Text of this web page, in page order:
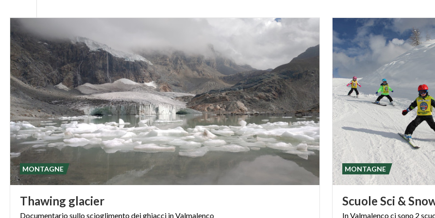
Thawing glacier
Documentariosulloscioglimentodeighiacci inValmalenco
MONTAGNE
Scuole Sci &
In Valmalenco ci sono 2
MONTAGNE